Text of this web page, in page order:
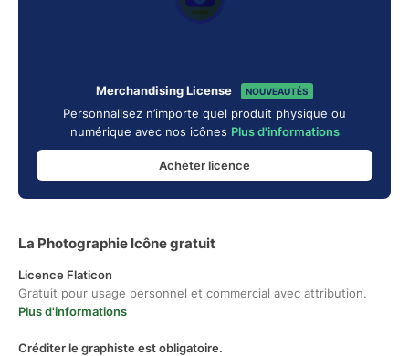
Merchandising License NOUVEAUTÉS
Personnalisez n’importe quel produit physique ou
numérique avec nos icônes Plus d'informations
Acheter licence
La Photographie Icône gratuit
Licence Flaticon
Gratuit pour usage personnel et commercial avec attribution.
Plus d'informations
Créditer le graphiste est obligatoire.